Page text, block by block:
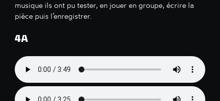
musique ils ont pu tester, en jouer en groupe, écrire la
pièce puis l’enregistrer.
4A